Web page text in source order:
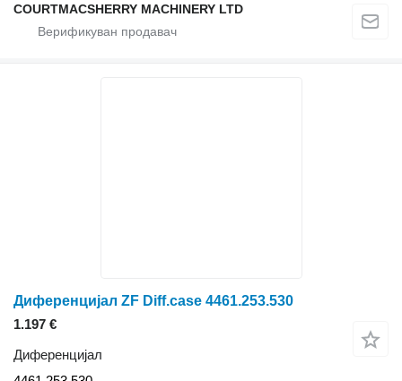
COURTMACSHERRY MACHINERY LTD
Диференцијал ZF Diff.case 4461.253.530
1.197 €
Диференцијал